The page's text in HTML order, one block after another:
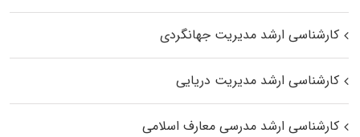
کارشناسی ارشد مدیریت جهانگردی
کارشناسی ارشد مدیریت دریایی
کارشناسی ارشد مدرسی معارف اسلامی